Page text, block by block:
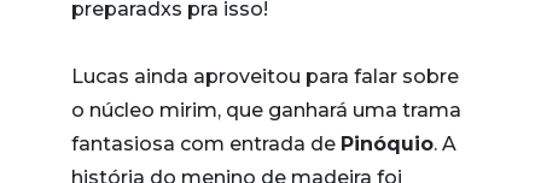
preparadxs pra isso!
Lucas ainda aproveitou para falar sobre
o núcleo mirim, que ganhará uma trama
fantasiosa com entrada de Pinóquio. A
história do menino de madeira foi